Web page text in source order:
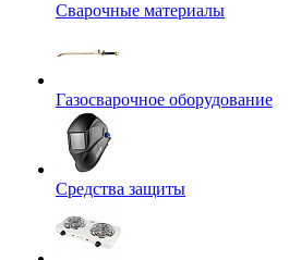
Сварочные материалы
Газосварочное оборудование
Средства защиты